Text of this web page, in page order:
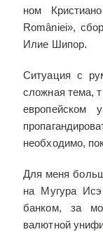
ном
României»,
Илие Шипор.
Ситуация с
сложная тема,
европейском
необходимо,
Для меня
на Мугура
банком, за
валютной